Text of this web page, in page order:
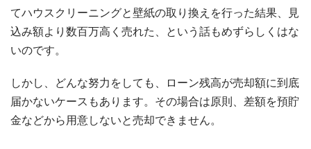
てハウスクリーニングと壁紙の取り換えを行った結果、見
込み額より数百万高く売れた、という話もめずらしくはな
いのです。
しかし、どんな努力をしても、ローン残高が売却額に到底
届かないケースもあります。その場合は原則、差額を預貯
金などから用意しないと売却できません。